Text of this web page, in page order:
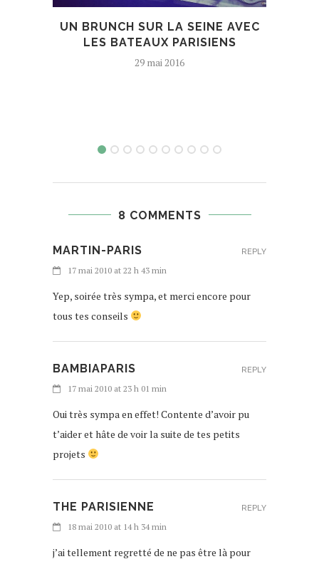
UN BRUNCH SUR LA SEINE AVEC
LES BATEAUX PARISIENS
29 mai 2016
8 COMMENTS
MARTIN-PARIS
17 mai 2010 at 22 h 43 min
Yep, soirée très sympa, et merci encore pour
tous tes conseils
REPLY
BAMBIAPARIS
17 mai 2010 at 23 h 01 min
Oui très sympa en effet! Contente d’avoir pu
t’aider et hâte de voir la suite de tes petits
projets
REPLY
THE PARISIENNE
18 mai 2010 at 14 h 34 min
j’ai tellement regretté de ne pas être là pour
REPLY